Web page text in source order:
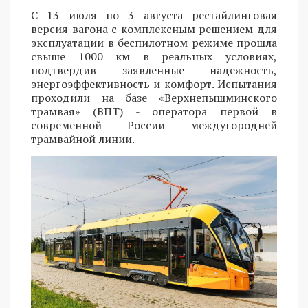
С 13 июля по 3 августа рестайлинговая
версия вагона с комплексным решением для
эксплуатации в беспилотном режиме прошла
свыше 1000 км в реальных условиях,
подтвердив заявленные надежность,
энергоэффективность и комфорт. Испытания
проходили на базе «Верхнепышминского
трамвая» (ВПТ) - оператора первой в
современной России междугородней
трамвайной линии.